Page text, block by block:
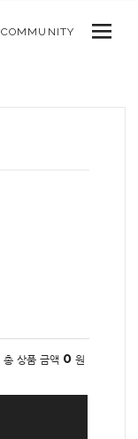
COMMUNITY
총 상품 금액 0 원